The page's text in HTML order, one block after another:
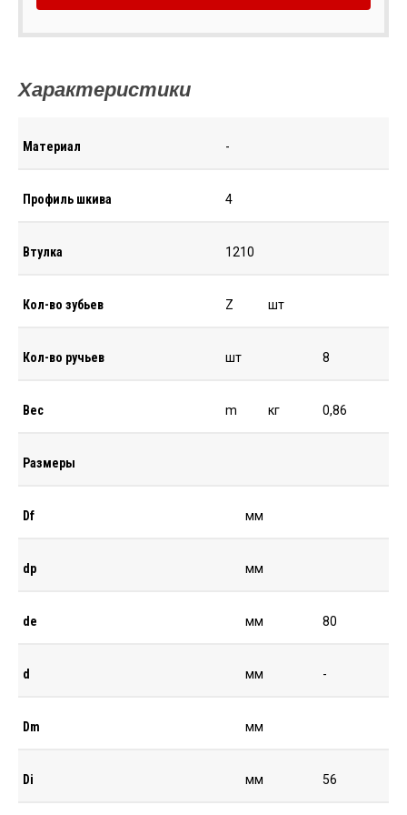
Характеристики
Материал -
Профиль шкива 4
Втулка 1210
Кол-во зубьев Z шт
Кол-во ручьев шт 8
Вес m кг 0,86
Размеры
Df мм
dp мм
de мм 80
d мм -
Dm мм
Di мм 56